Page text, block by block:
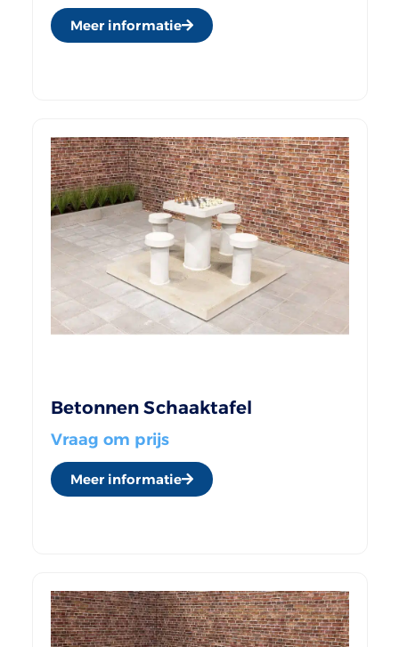
Meer informatie
Betonnen Schaaktafel
Vraag om prijs
Meer informatie